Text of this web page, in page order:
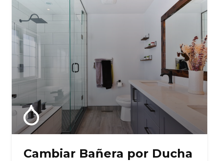
Cambiar Bañera por Ducha